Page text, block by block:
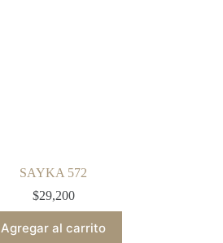
SAYKA 572
$29,200
Agregar al carrito